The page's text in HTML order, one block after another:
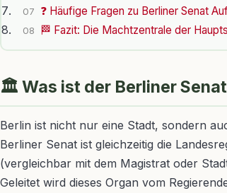
07 ❓ Häufige Fragen zu Berliner Senat
08 🏁 Fazit: Die Machtzentrale der
🏛 Was ist der Berliner
Berlin ist nicht nur eine Stadt, sondern
Berliner Senat ist gleichzeitig die
(vergleichbar mit dem Magistrat oder
Geleitet wird dieses Organ vom